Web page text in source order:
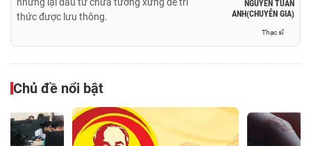
NGUYỄN TUẤN
ANH(CHUYÊN GIA)
Thạc sĩ
thức được lưu thông.
Chủ đề nổi bật